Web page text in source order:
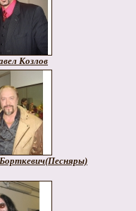
Козлов